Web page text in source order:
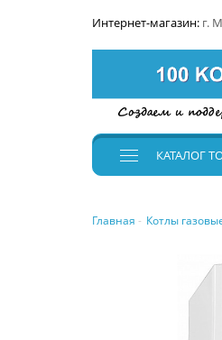
Интернет-магазин: г.
КАТАЛОГ
Главная Котлы